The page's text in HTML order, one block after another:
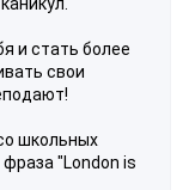
и стать более
свои
школьных
фраза "London is